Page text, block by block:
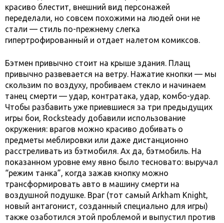
красиво блестит, внешний вид персонажей
переделали, но совсем похожими на людей они не
стали — стиль по-прежнему слегка
гипертрофированный и отдает налетом комиксов.
Бэтмен привычно стоит на крыше здания. Плащ
привычно развевается на ветру. Нажатие кнопки — мы
скользим по воздуху, пробиваем стекло и начинаем
танец смерти — удар, контратака, удар, комбо-удар.
Чтобы разбавить уже приевшиеся за три предыдущих
игры бои, Rocksteady добавили использование
окружения: врагов можно красиво добивать о
предметы меблировки или даже дистанционно
расстреливать из бэтмобиля. Ах да, бэтмобиль. На
показанном уровне ему явно было тесновато: выручал
“режим танка”, когда зажав кнопку можно
трансформировать авто в машину смерти на
воздушной подушке. Враг (тот самый Arkham Knight,
новый антагонист, созданный специально для игры)
также озаботился этой проблемой и выпустил против